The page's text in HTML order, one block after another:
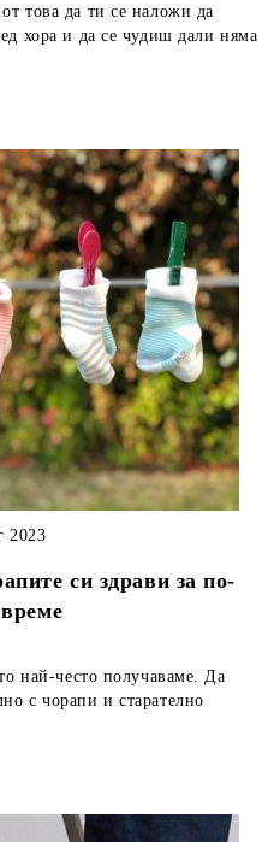
това да ти се наложи да
хора и да се чудиш дали няма
си здрави за по-
2023
най-често получаваме. Да
с чорапи и старателно